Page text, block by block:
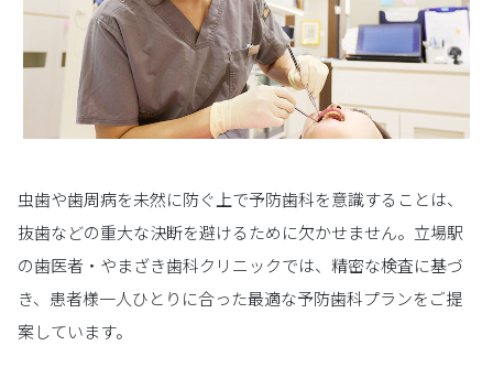
虫歯や歯周病を未然に防ぐ上で予防歯科を意識することは、
抜歯などの重大な決断を避けるために欠かせません。立場駅
の歯医者・やまざき歯科クリニックでは、精密な検査に基づ
き、患者様一人ひとりに合った最適な予防歯科プランをご提
案しています。